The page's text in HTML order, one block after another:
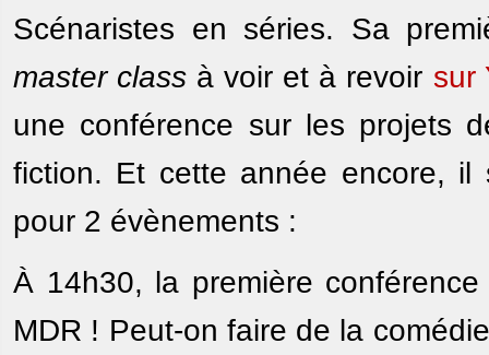
Scénaristes en séries. Sa
master class à voir et à revoir sur
une conférence sur les projets
fiction. Et cette année encore,
pour 2 évènements :
À 14h30, la première
MDR ! Peut-on faire de la